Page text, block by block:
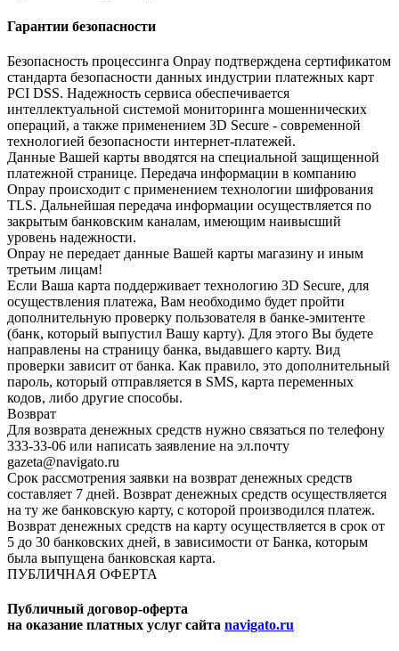
Гарантии безопасности
Безопасность процессинга Onpay подтверждена сертификатом
стандарта безопасности данных индустрии платежных карт
PCI DSS. Надежность сервиса обеспечивается
интеллектуальной системой мониторинга мошеннических
операций, а также применением 3D Secure - современной
технологией безопасности интернет-платежей.
Данные Вашей карты вводятся на специальной защищенной
платежной странице. Передача информации в компанию
Onpay происходит с применением технологии шифрования
TLS. Дальнейшая передача информации осуществляется по
закрытым банковским каналам, имеющим наивысший
уровень надежности.
Onpay не передает данные Вашей карты магазину и иным
третьим лицам!
Если Ваша карта поддерживает технологию 3D Secure, для
осуществления платежа, Вам необходимо будет пройти
дополнительную проверку пользователя в банке-эмитенте
(банк, который выпустил Вашу карту). Для этого Вы будете
направлены на страницу банка, выдавшего карту. Вид
проверки зависит от банка. Как правило, это дополнительный
пароль, который отправляется в SMS, карта переменных
кодов, либо другие способы.
Возврат
Для возврата денежных средств нужно связаться по телефону
333-33-06 или написать заявление на эл.почту
gazeta@navigato.ru
Срок рассмотрения заявки на возврат денежных средств
составляет 7 дней. Возврат денежных средств осуществляется
на ту же банковскую карту, с которой производился платеж.
Возврат денежных средств на карту осуществляется в срок от
5 до 30 банковских дней, в зависимости от Банка, которым
была выпущена банковская карта.
ПУБЛИЧНАЯ ОФЕРТА
Публичный договор-оферта
на оказание платных услуг сайта navigato.ru